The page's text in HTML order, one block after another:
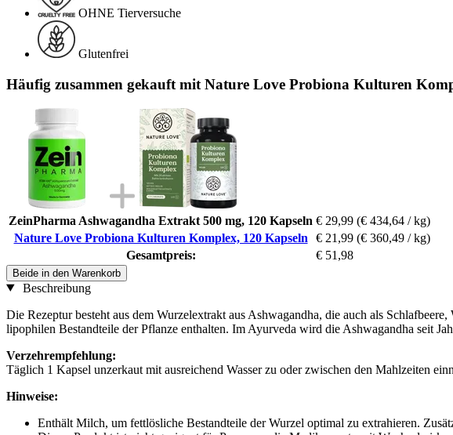
OHNE Tierversuche
Glutenfrei
Häufig zusammen gekauft mit Nature Love Probiona Kulturen
ZeinPharma Ashwagandha Extrakt 500 mg, 120 Kapseln € 29,99 (€ 434,64 / kg)
Nature Love Probiona Kulturen Komplex, 120 Kapseln
€ 21,99 (€ 360,49 / kg)
Gesamtpreis:
€ 51,98
Beide in den Warenkorb
Beschreibung
Die Rezeptur besteht aus dem Wurzelextrakt aus Ashwagandha, die auch als
lipophilen Bestandteile der Pflanze enthalten. Im Ayurveda wird die Ashwagandha seit
Verzehrempfehlung:
Täglich 1 Kapsel unzerkaut mit ausreichend Wasser zu oder zwischen den Mahlzeiten
Hinweise:
Enthält Milch, um fettlösliche Bestandteile der Wurzel optimal zu extrahieren.